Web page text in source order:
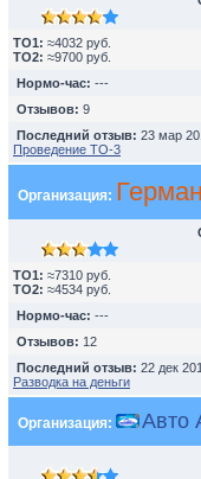
TO1: ≈4032 руб.
TO2: ≈9700 руб.
Нормо-час: ---
Отзывов: 9
Последний отзыв: 23 мар
Проведение ТО-3
Организация:
TO1: ≈7310 руб.
TO2: ≈4534 руб.
Нормо-час: ---
Отзывов: 12
Последний отзыв: 22 дек
Разводка на деньги
Организация: Авто